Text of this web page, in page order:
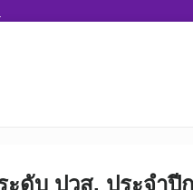
ดับ ปวส. ประจำปี